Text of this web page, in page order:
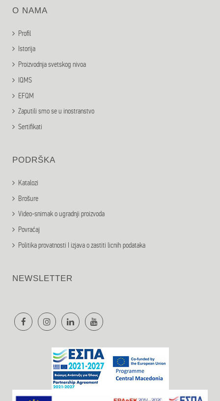
O NAMA
Profil
Istorija
Proizvodnja svetskog nivoa
IQMS
EFQM
Zaputili smo se u inostranstvo
Sertifikati
PODRŠKA
Katalozi
Brošure
Video-snimak o ugradnji proizvoda
Povraćaj
Politika provatnosti I izjava o zastiti licnih podataka
NEWSLETTER